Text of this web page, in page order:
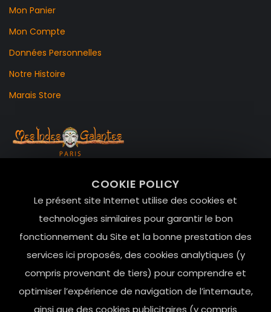
COOKIE POLICY
Le présent site Internet utilise des cookies et
technologies similaires pour garantir le bon
fonctionnement du Site et la bonne prestation des
services ici proposés, des cookies analytiques (y
compris provenant de tiers) pour comprendre et
optimiser l’expérience de navigation de l’internaute,
ainsi que des cookies publicitaires (y compris
Mon Panier
Mon Compte
Données Personnelles
Notre Histoire
Marais Store
Le Marais, 75004 Paris
contact@mesindesgalantes.com
01.42.72.42.51